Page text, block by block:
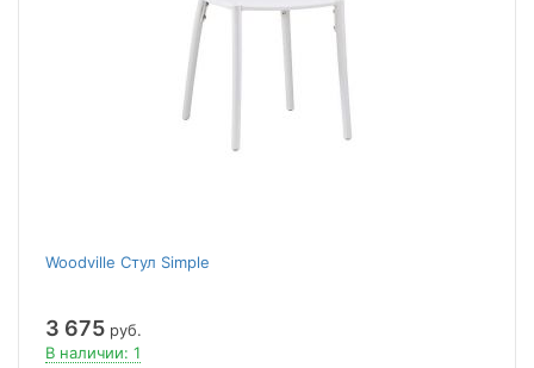
Woodville Стул Simple
3 675 руб.
В наличии: 1